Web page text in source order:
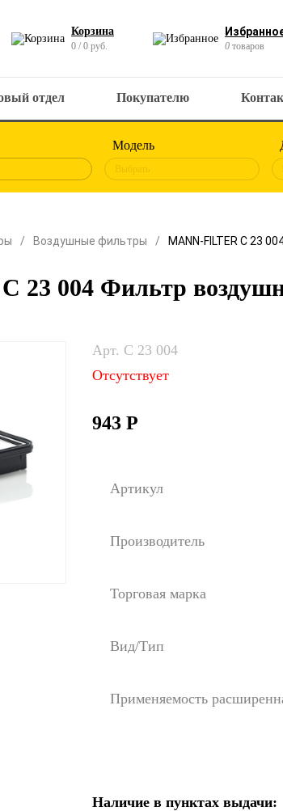
Корзина
0 / 0 руб. 0 товаров
отдел Покупателю
Модель
Выбрать
Воздушные фильтры MANN-FILTER C 23
23 004 Фильтр
Арт. C 23 004
Отсутствует
943 Р
Артикул
Производитель
Торговая марка
Вид/Тип
Применяемость
Наличие в пунктах выдачи: